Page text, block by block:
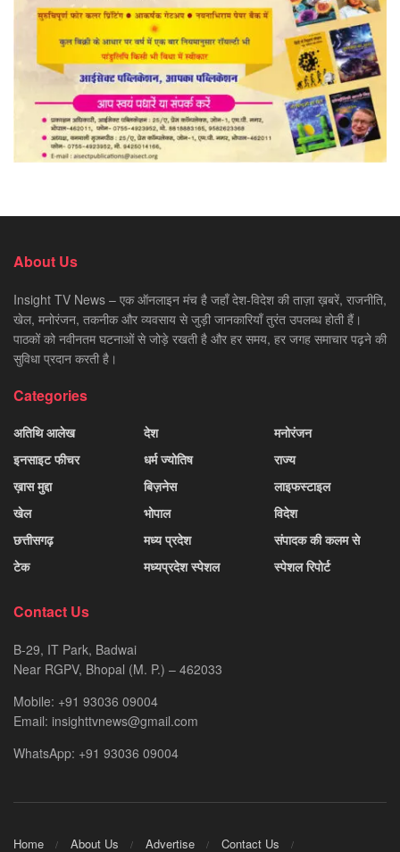
About Us
Insight TV News – एक ऑनलाइन मंच है जहाँ देश-विदेश की ताज़ा ख़बरें, राजनीति,
खेल, मनोरंजन, तकनीक और व्यवसाय से जुड़ी जानकारियाँ तुरंत उपलब्ध होती हैं।
पाठकों को नवीनतम घटनाओं से जोड़े रखती है और हर समय, हर जगह समाचार पढ़ने की
सुविधा प्रदान करती है।
Categories
अतिथि आलेख
इनसाइट फीचर
ख़ास मुद्दा
खेल
छत्तीसगढ़
टेक
देश
धर्म ज्योतिष
बिज़नेस
भोपाल
मध्य प्रदेश
मध्यप्रदेश स्पेशल
मनोरंजन
राज्य
लाइफस्टाइल
विदेश
संपादक की कलम से
स्पेशल रिपोर्ट
Contact Us
B-29, IT Park, Badwai
Near RGPV, Bhopal (M. P.) – 462033
Mobile: +91 93036 09004
Email: insighttvnews@gmail.com
WhatsApp: +91 93036 09004
Home About Us Advertise Contact Us